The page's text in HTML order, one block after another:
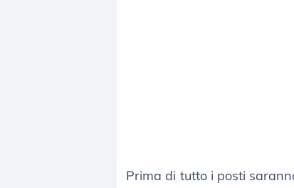
Prima di tutto i posti